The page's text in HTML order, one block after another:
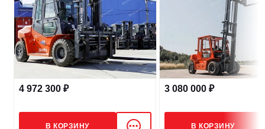
Макс. скорость движения, км/ч
ШИНЫ
4 972 300 ₽
В КОРЗИНУ
3 080 000 ₽
В КОРЗИНУ